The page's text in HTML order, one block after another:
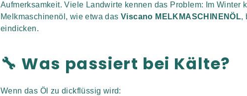
Aufmerksamkeit. Viele Landwirte kennen das Problem: Im Winter
Melkmaschinenöl, wie etwa das Viscano MELKMASCHINENÖL,
eindicken.
🔧 Was passiert bei Kälte?
Wenn das Öl zu dickflüssig wird: